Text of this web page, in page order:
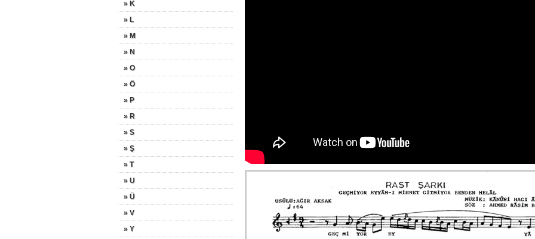
» K
» L
» M
» N
» O
» Ö
» P
» R
» S
» Ş
» T
» U
» Ü
» V
» Y